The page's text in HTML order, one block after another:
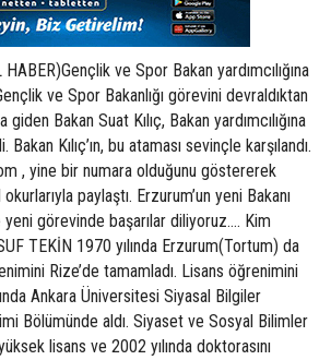
ve Spor Bakan yardımcılığına
ve Spor Bakanlığı görevini devraldıktan
Bakan Suat Kılıç, Bakan yardımcılığına
Kılıç’ın, bu ataması sevinçle karşılandı.
, yine bir numara olduğunu göstererek
paylaştı. Erzurum’un yeni Bakanı
yeni görevinde başarılar diliyoruz…. Kim
TEKİN 1970 yılında Erzurum(Tortum) da
Rize’de tamamladı. Lisans öğrenimini
Ankara Üniversitesi Siyasal Bilgiler
Bölümünde aldı. Siyaset ve Sosyal Bilimler
lisans ve 2002 yılında doktorasını